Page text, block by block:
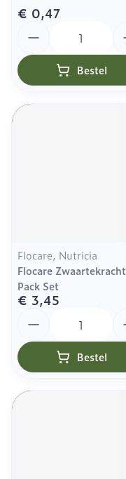
€ 0,47
Bestel
Flocare, Nutricia
Flocare Zwaartekracht
Pack Set
€ 3,45
Bestel